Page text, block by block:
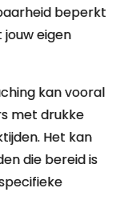
beperkt
eigen
kan vooral
met drukke
Het kan
die bereid is